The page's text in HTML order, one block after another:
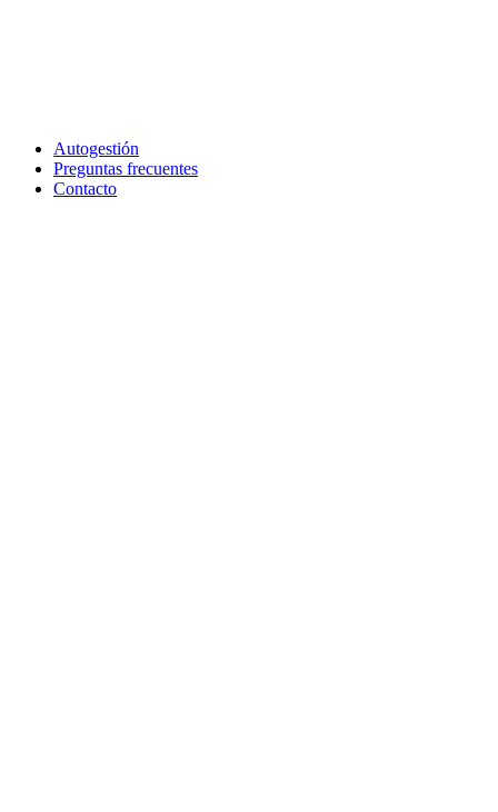
Autogestión
Preguntas frecuentes
Contacto